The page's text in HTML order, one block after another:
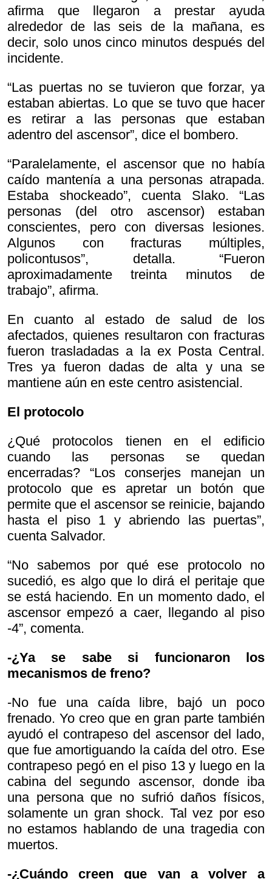
afirma que llegaron a prestar ayuda
alrededor de las seis de la mañana, es
decir, solo unos cinco minutos después del
incidente.
“Las puertas no se tuvieron que forzar, ya
estaban abiertas. Lo que se tuvo que hacer
es retirar a las personas que estaban
adentro del ascensor”, dice el bombero.
“Paralelamente, el ascensor que no había
caído mantenía a una personas atrapada.
Estaba shockeado”, cuenta Slako. “Las
personas (del otro ascensor) estaban
conscientes, pero con diversas lesiones.
Algunos con fracturas múltiples,
policontusos”, detalla. “Fueron
aproximadamente treinta minutos de
trabajo”, afirma.
En cuanto al estado de salud de los
afectados, quienes resultaron con fracturas
fueron trasladadas a la ex Posta Central.
Tres ya fueron dadas de alta y una se
mantiene aún en este centro asistencial.
El protocolo
¿Qué protocolos tienen en el edificio
cuando las personas se quedan
encerradas? “Los conserjes manejan un
protocolo que es apretar un botón que
permite que el ascensor se reinicie, bajando
hasta el piso 1 y abriendo las puertas”,
cuenta Salvador.
“No sabemos por qué ese protocolo no
sucedió, es algo que lo dirá el peritaje que
se está haciendo. En un momento dado, el
ascensor empezó a caer, llegando al piso
-4”, comenta.
-¿Ya se sabe si funcionaron los
mecanismos de freno?
-No fue una caída libre, bajó un poco
frenado. Yo creo que en gran parte también
ayudó el contrapeso del ascensor del lado,
que fue amortiguando la caída del otro. Ese
contrapeso pegó en el piso 13 y luego en la
cabina del segundo ascensor, donde iba
una persona que no sufrió daños físicos,
solamente un gran shock. Tal vez por eso
no estamos hablando de una tragedia con
muertos.
-¿Cuándo creen que van a volver a